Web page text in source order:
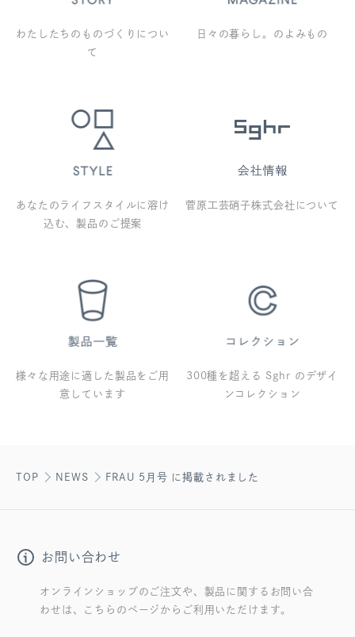
わたしたちのものづくりについ
て
日々の暮らし。のよみもの
あなたのライフスタイルに溶け
込む、製品のご提案
菅原工芸硝子株式会社について
様々な用途に適した製品をご用
意しています
300種を超える Sghr のデザイ
ンコレクション
TOP NEWS FRAU 5月号 に掲載されました
お問い合わせ
オンラインショップのご注文や、製品に関するお問い合
わせは、こちらのページからご利用いただけます。